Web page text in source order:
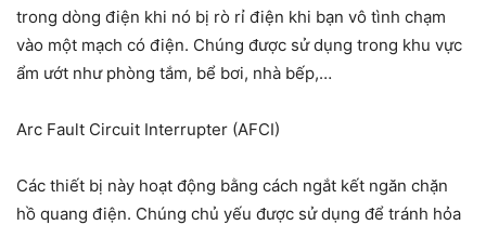
trong dòng điện khi nó bị rò rỉ điện khi bạn vô tình chạm
vào một mạch có điện. Chúng được sử dụng trong khu vực
ẩm ướt như phòng tắm, bể bơi, nhà bếp,…
Arc Fault Circuit Interrupter (AFCI)
Các thiết bị này hoạt động bằng cách ngắt kết ngăn chặn
hồ quang điện. Chúng chủ yếu được sử dụng để tránh hỏa